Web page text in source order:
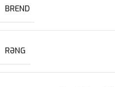
BREND
RƏNG